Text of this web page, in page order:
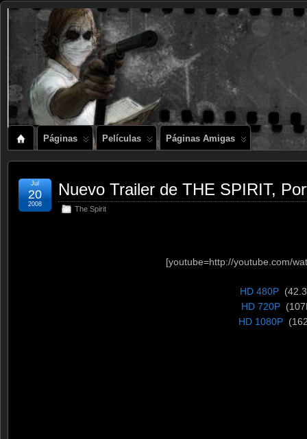
Páginas Películas Páginas Amigas
Nuevo Trailer de THE SPIRIT,
The Spirit
Jul
20
2008
[youtube=http://youtube.com/
HD 480P
HD 720P
HD 1080P